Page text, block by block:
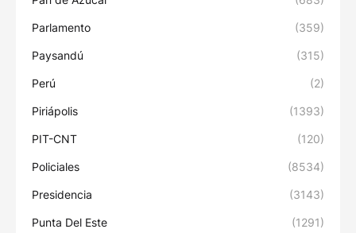
Parlamento (359)
Paysandú (315)
Perú (2)
Piriápolis (1393)
PIT-CNT (120)
Policiales (8534)
Presidencia (3143)
Punta Del Este (1291)